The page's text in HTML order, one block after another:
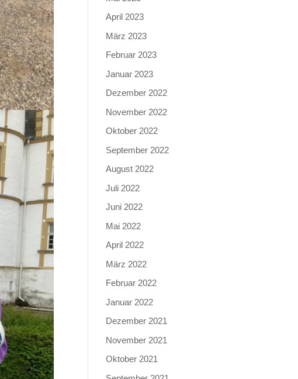
April 2023
März 2023
Februar 2023
Januar 2023
Dezember 2022
November 2022
Oktober 2022
September 2022
August 2022
Juli 2022
Juni 2022
Mai 2022
April 2022
März 2022
Februar 2022
Januar 2022
Dezember 2021
November 2021
Oktober 2021